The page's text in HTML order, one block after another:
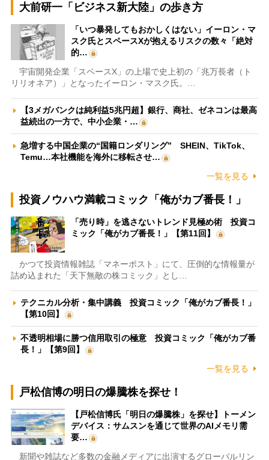
大前研一「ビジネス新大陸」の歩き方
「いつ暴発してもおかしくはない」イーロン・マ
スク氏とスペースXが抱えるリスクの数々「絶対
的…
宇宙開発企業「スペースX」の上場で史上初の「兆万長者（ト
リリオネア）」となったイーロン・マスク氏。…
【3メガバンクは純利益5兆円超】銀行、商社、ゼネコンは最高
益続出の一方で、中小企業・…
急増する中国企業の“国籍ロンダリング” SHEIN、TikTok、
Temu…本社機能を海外に移転させ…
一覧を見る
投資ノウハウ満載コミック「俺がカブ番長！」
「売り時」を逃さないトレンド見極め術 投資コ
ミック「俺がカブ番長！」【第11回】
かつて投資情報雑誌「マネーポスト」にて、圧倒的な情報量が
詰め込まれた「天下無敵の株コミック」とし…
テクニカル分析・集中講義 投資コミック「俺がカブ番長！」
【第10回】
不透明相場に勝つ信用取引の極意 投資コミック「俺がカブ番
長！」【第9回】
一覧を見る
戸松信博の明日の爆騰株を探せ！
【戸松信博氏「明日の爆騰株」を探せ】トーメン
デバイス：サムスンを通じて世界のAIメモリ需
要…
新聞や雑誌など多数の金融メディアに出演するグローバルリン